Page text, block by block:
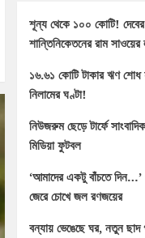
শূন্য থেকে ১০০ কোটি! দেবের
শান্তিনিকেতনের রাম সাওয়ের
১৬.৬১ কোটি টাকার ঋণ শোধ
নিলামের ঘণ্টা!
নিউজরুম ছেড়ে টার্ফে
মিডিয়া ফুটবল
‘আমাদের একটু বাঁচতে দিন…’
জেরে চোখে জল রণজয়ের
বন্যায় ভেঙেছে ঘর, নতুন